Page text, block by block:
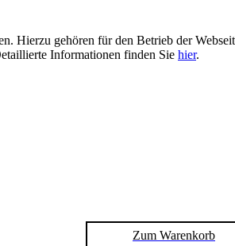
Hierzu gehören für den Betrieb der
Informationen finden Sie hier.
Zum Warenkorb